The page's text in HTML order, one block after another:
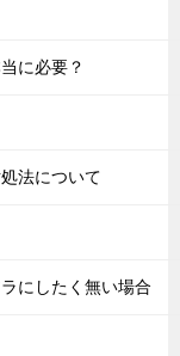
に必要？
法について
にしたく無い場合